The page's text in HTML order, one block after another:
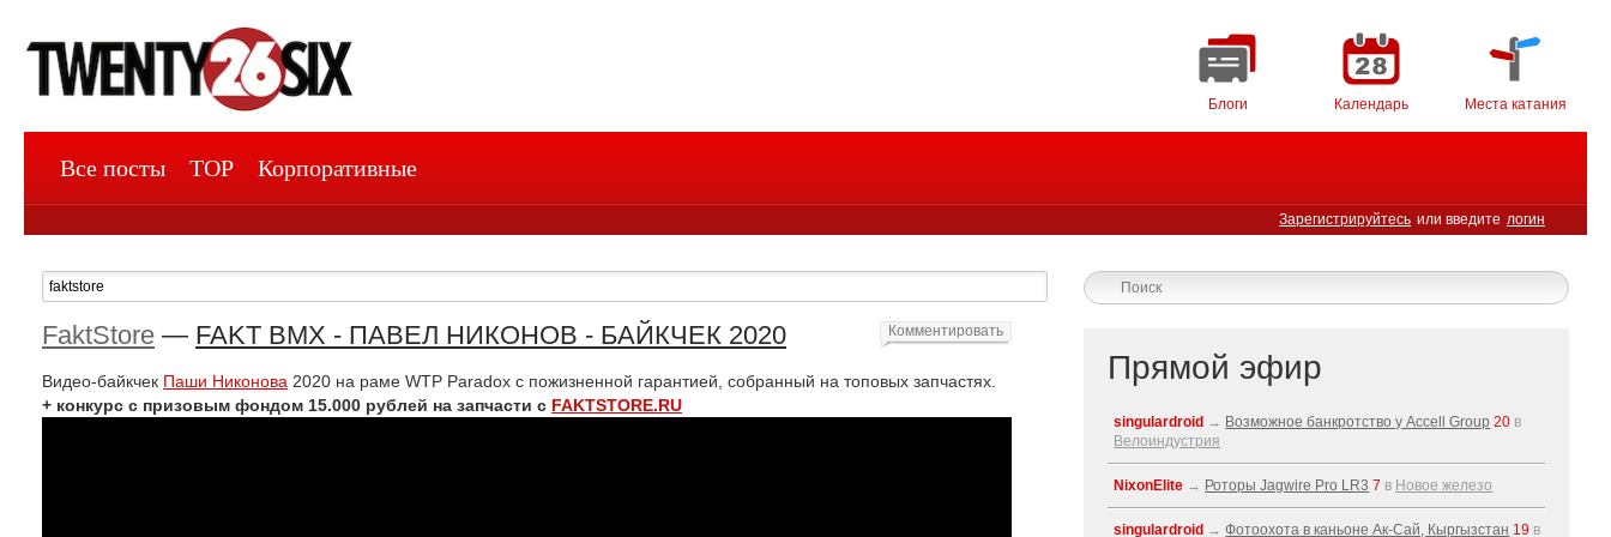
Блоги Календарь Места катания
Зарегистрируйтесь или введите логин
Все посты TOP Корпоративные
FaktStore — FAKT BMX - ПАВЕЛ НИКОНОВ - БАЙКЧЕК 2020
Видео-байкчек Паши Никонова 2020 на раме WTP Paradox с пожизненной гарантией, собранный на топовых запчастях.
+ конкурс с призовым фондом 15.000 рублей на запчасти с FAKTSTORE.RU
Комментировать
Прямой эфир
singulardroid → Возможное банкротство у Accell Group 20 в
Велоиндустрия
NixonElite → Роторы Jagwire Pro LR3 7 в Новое железо
singulardroid →Фотоохота в каньоне Ак-Cай, Кыргызстан 19 в